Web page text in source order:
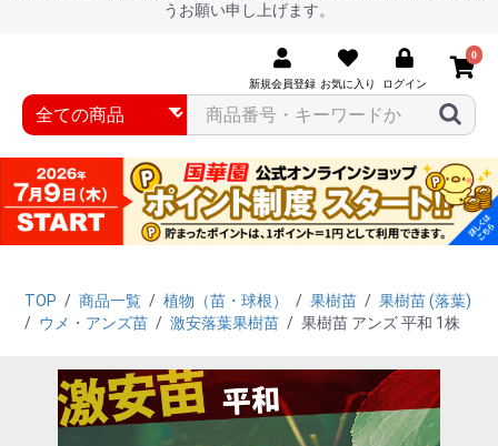
うお願い申し上げます。
新規会員登録 お気に入り ログイン
0
TOP / 商品一覧 / 植物（苗・球根） / 果樹苗 / 果樹苗 (落葉)
/ ウメ・アンズ苗 / 激安落葉果樹苗 / 果樹苗 アンズ 平和 1株